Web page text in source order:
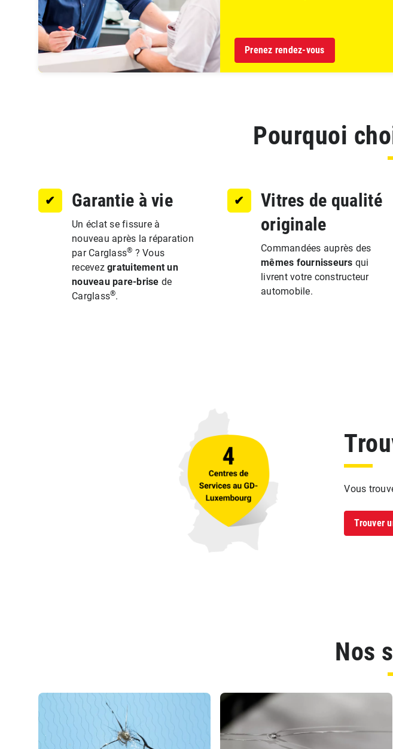
Prenez rendez-vous
Pourquoi
✔︎ Garantie à vie
Un éclat se fissure à
nouveau après la réparation
par Carglass® ? Vous
recevez gratuitement un
nouveau pare-brise de
Carglass®.
✔︎
Vitres de qualité
originale
Commandées auprès des
mêmes fournisseurs qui
livrent votre constructeur
automobile.
Vous
Trouver
Nos